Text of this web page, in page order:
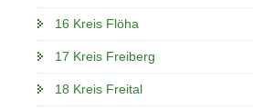
16 Kreis Flöha
17 Kreis Freiberg
18 Kreis Freital